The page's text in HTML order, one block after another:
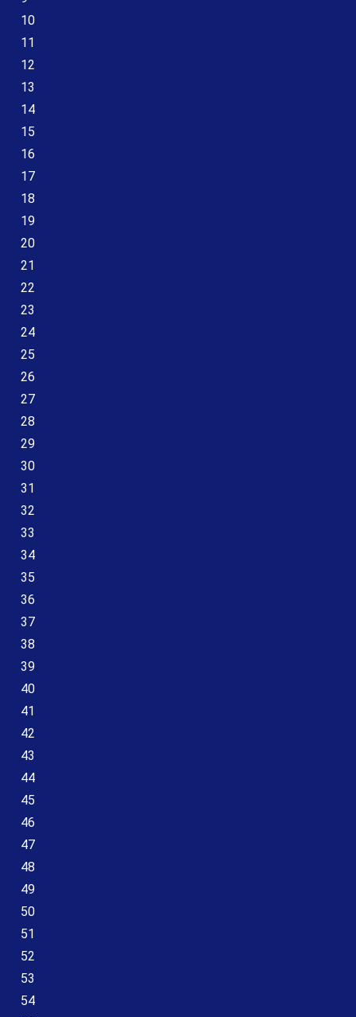
10
11
12
13
14
15
16
17
18
19
20
21
22
23
24
25
26
27
28
29
30
31
32
33
34
35
36
37
38
39
40
41
42
43
44
45
46
47
48
49
50
51
52
53
54